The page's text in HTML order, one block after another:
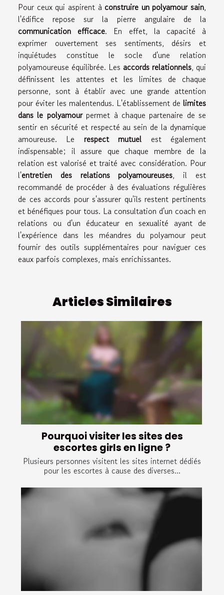
Pour ceux qui aspirent à construire un polyamour sain,
l'édifice repose sur la pierre angulaire de la
communication efficace. En effet, la capacité à
exprimer ouvertement ses sentiments, désirs et
inquiétudes constitue le socle d'une relation
polyamoureuse équilibrée. Les accords relationnels, qui
définissent les attentes et les limites de chaque
personne, sont à établir avec une grande attention
pour éviter les malentendus. L'établissement de limites
dans le polyamourpermet à chaque partenaire de se
sentir en sécurité et respecté au sein de la dynamique
amoureuse. Le respect mutuel est également
indispensable; il assure que chaque membre de la
relation est valorisé et traité avec considération. Pour
l'entretien des relations polyamoureuses, il est
recommandé de procéder à des évaluations régulières
de ces accords pour s'assurer qu'ils restent pertinents
et bénéfiques pour tous. La consultation d'un coach en
relations ou d'un éducateur en sexualité ayant de
l'expérience dans les méandres du polyamour peut
fournir des outils supplémentaires pour naviguer ces
eaux parfois complexes, mais enrichissantes.
Articles Similaires
Pourquoi visiter les sites des
escortes girls en ligne ?
Plusieurs personnes visitent les sites internet dédiés
pour les escortes à cause des diverses...